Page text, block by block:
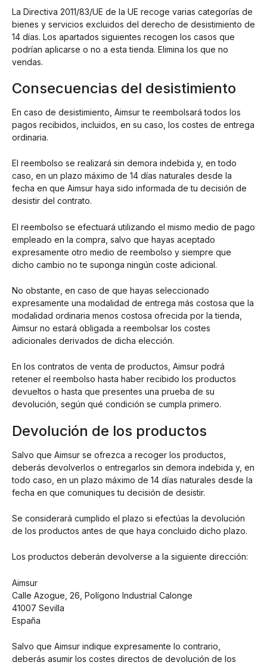
La Directiva 2011/83/UE de la UE recoge varias categorías de
bienes y servicios excluidos del derecho de desistimiento de
14 días. Los apartados siguientes recogen los casos que
podrían aplicarse o no a esta tienda. Elimina los que no
vendas.
Consecuencias del desistimiento
En caso de desistimiento, Aimsur te reembolsará todos los
pagos recibidos, incluidos, en su caso, los costes de entrega
ordinaria.
El reembolso se realizará sin demora indebida y, en todo
caso, en un plazo máximo de 14 días naturales desde la
fecha en que Aimsur haya sido informada de tu decisión de
desistir del contrato.
El reembolso se efectuará utilizando el mismo medio de pago
empleado en la compra, salvo que hayas aceptado
expresamente otro medio de reembolso y siempre que
dicho cambio no te suponga ningún coste adicional.
No obstante, en caso de que hayas seleccionado
expresamente una modalidad de entrega más costosa que la
modalidad ordinaria menos costosa ofrecida por la tienda,
Aimsur no estará obligada a reembolsar los costes
adicionales derivados de dicha elección.
En los contratos de venta de productos, Aimsur podrá
retener el reembolso hasta haber recibido los productos
devueltos o hasta que presentes una prueba de su
devolución, según qué condición se cumpla primero.
Devolución de los productos
Salvo que Aimsur se ofrezca a recoger los productos,
deberás devolverlos o entregarlos sin demora indebida y, en
todo caso, en un plazo máximo de 14 días naturales desde la
fecha en que comuniques tu decisión de desistir.
Se considerará cumplido el plazo si efectúas la devolución
de los productos antes de que haya concluido dicho plazo.
Los productos deberán devolverse a la siguiente dirección:
Aimsur
Calle Azogue, 26, Polígono Industrial Calonge
41007 Sevilla
España
Salvo que Aimsur indique expresamente lo contrario,
deberás asumir los costes directos de devolución de los